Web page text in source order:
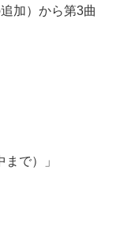
加）から第3曲
で）」